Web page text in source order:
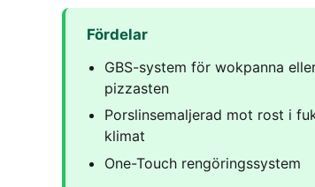
Fördelar
GBS-system för wokpanna
pizzasten
Porslinsemaljerad mot rost i
klimat
One-Touch rengöringssystem